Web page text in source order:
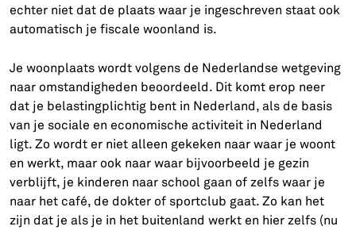
echter niet dat de plaats waar je ingeschreven staat ook
automatisch je fiscale woonland is.
Je woonplaats wordt volgens de Nederlandse wetgeving
naar omstandigheden beoordeeld. Dit komt erop neer
dat je belastingplichtig bent in Nederland, als de basis
van je sociale en economische activiteit in Nederland
ligt. Zo wordt er niet alleen gekeken naar waar je woont
en werkt, maar ook naar waar bijvoorbeeld je gezin
verblijft, je kinderen naar school gaan of zelfs waar je
naar het café, de dokter of sportclub gaat. Zo kan het
zijn dat je als je in het buitenland werkt en hier zelfs (nu